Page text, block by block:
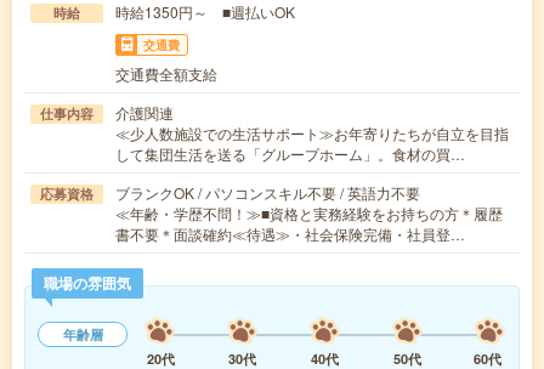
時給 時給1350円～ ■週払いOK
交通費
交通費全額支給
仕事内容
介護関連
≪少人数施設での生活サポート≫お年寄りたちが自立を目指
して集団生活を送る「グループホーム」。食材の買…
応募資格
ブランクOK / パソコンスキル不要 / 英語力不要
≪年齢・学歴不問！≫■資格と実務経験をお持ちの方＊履歴
書不要＊面談確約≪待遇≫・社会保険完備・社員登…
職場の雰囲気
年齢層
20代
30代 40代 50代
60代